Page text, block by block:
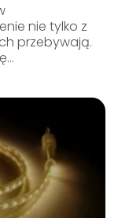
nie tylko z
przebywają.